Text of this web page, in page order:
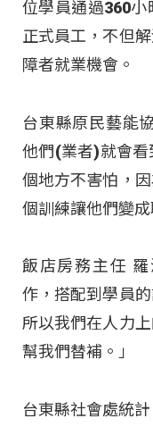
位學員通過360
正式員工，不但
障者就業機會。
台東縣原民藝能
他們(業者)就會
個地方不害怕，
個訓練讓他們變成
飯店房務主任
作，搭配到學員
所以我們在人力
幫我們替補。」
台東縣社會處統